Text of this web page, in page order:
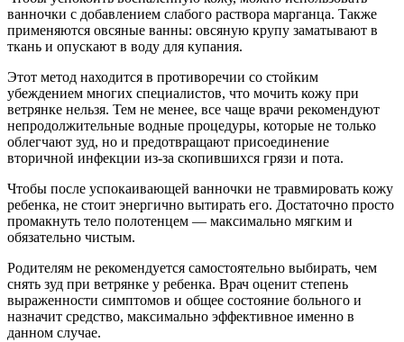
ванночки с добавлением слабого раствора марганца. Также
применяются овсяные ванны: овсяную крупу заматывают в
ткань и опускают в воду для купания.
Этот метод находится в противоречии со стойким
убеждением многих специалистов, что мочить кожу при
ветрянке нельзя. Тем не менее, все чаще врачи рекомендуют
непродолжительные водные процедуры, которые не только
облегчают зуд, но и предотвращают присоединение
вторичной инфекции из-за скопившихся грязи и пота.
Чтобы после успокаивающей ванночки не травмировать кожу
ребенка, не стоит энергично вытирать его. Достаточно просто
промакнуть тело полотенцем — максимально мягким и
обязательно чистым.
Родителям не рекомендуется самостоятельно выбирать, чем
снять зуд при ветрянке у ребенка. Врач оценит степень
выраженности симптомов и общее состояние больного и
назначит средство, максимально эффективное именно в
данном случае.